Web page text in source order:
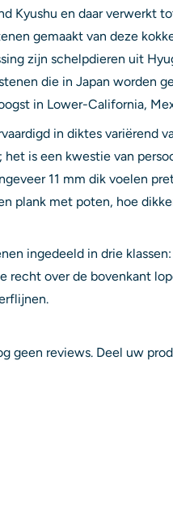
Kyushu en daar verwerkt
gemaakt van deze
zijn schelpdieren uit
die in Japan worden
in Lower-California,
in diktes variërend
is een kwestie van
11 mm dik voelen
plank met poten, hoe
ingedeeld in drie
recht over de bovenkant
geen reviews. Deel uw